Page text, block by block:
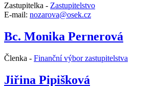
Zastupitelka - Zastupitelstvo
E-mail: nozarova@osek.cz
Bc. Monika Pernerová
Členka - Finanční výbor zastupitelstva
Jiřina Pipišková